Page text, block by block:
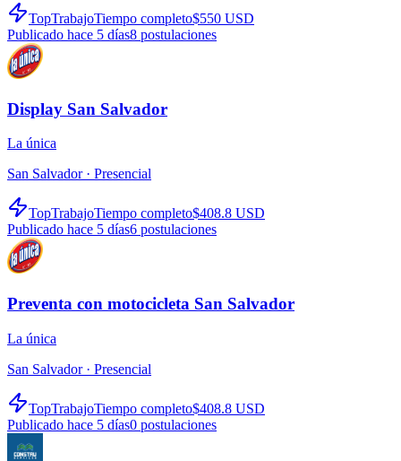
TopTrabajoTiempo completo$550 USD
Publicado hace 5 días8 postulaciones
Display San Salvador
La única
San Salvador · Presencial
TopTrabajoTiempo completo$408.8 USD
Publicado hace 5 días6 postulaciones
Preventa con motocicleta San Salvador
La única
San Salvador · Presencial
TopTrabajoTiempo completo$408.8 USD
Publicado hace 5 días0 postulaciones